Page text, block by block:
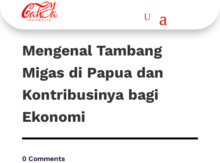
Mengenal Tambang
Migas di Papua dan
Kontribusinya bagi
Ekonomi
0 Comments